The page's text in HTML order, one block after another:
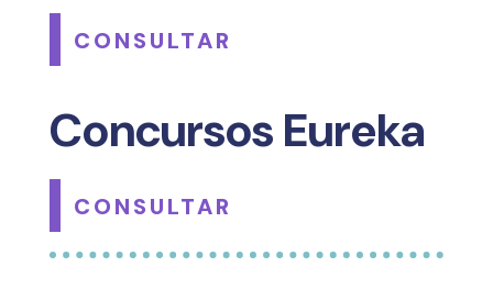
CONSULTAR
Concursos Eureka
CONSULTAR